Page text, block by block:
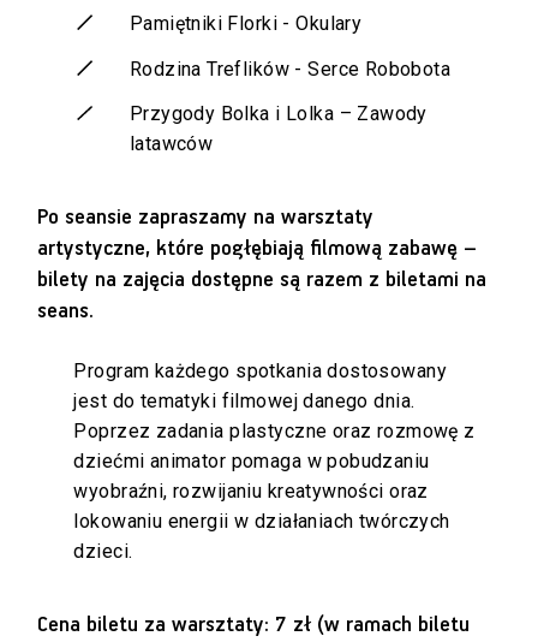
Pamiętniki Florki - Okulary
Rodzina Treflików - Serce Robobota
Przygody Bolka i Lolka – Zawody
latawców
Po seansie zapraszamy na warsztaty
artystyczne, które pogłębiają filmową zabawę –
bilety na zajęcia dostępne są razem z biletami na
seans.
Program każdego spotkania dostosowany
jest do tematyki filmowej danego dnia.
Poprzez zadania plastyczne oraz rozmowę z
dziećmi animator pomaga w pobudzaniu
wyobraźni, rozwijaniu kreatywności oraz
lokowaniu energii w działaniach twórczych
dzieci.
Cena biletu za warsztaty: 7 zł (w ramach biletu